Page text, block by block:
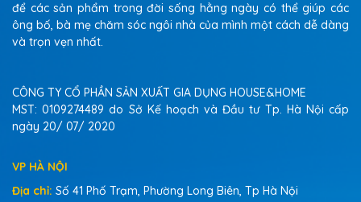
để các sản phẩm trong đời sống hằng ngày có thể giúp các
ông bố, bà mẹ chăm sóc ngôi nhà của mình một cách dễ dàng
và trọn vẹn nhất.
CÔNG TY CỔ PHẦN SẢN XUẤT GIA DỤNG HOUSE&HOME
MST: 0109274489 do Sở Kế hoạch và Đầu tư Tp. Hà Nội cấp
ngày 20/ 07/ 2020
VP HÀ NỘI
Địa chỉ: Số 41 Phố Trạm, Phường Long Biên, Tp Hà Nội